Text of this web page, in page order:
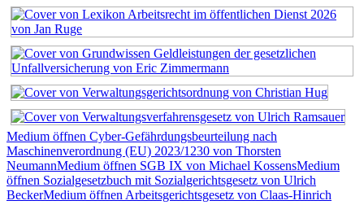
Medium öffnen Cyber-Gefährdungsbeurteilung nach
Maschinenverordnung (EU) 2023/1230 von Thorsten
NeumannMedium öffnen SGB IX von Michael KossensMedium
öffnen Sozialgesetzbuch mit Sozialgerichtsgesetz von Ulrich
BeckerMedium öffnen Arbeitsgerichtsgesetz von Claas-Hinrich